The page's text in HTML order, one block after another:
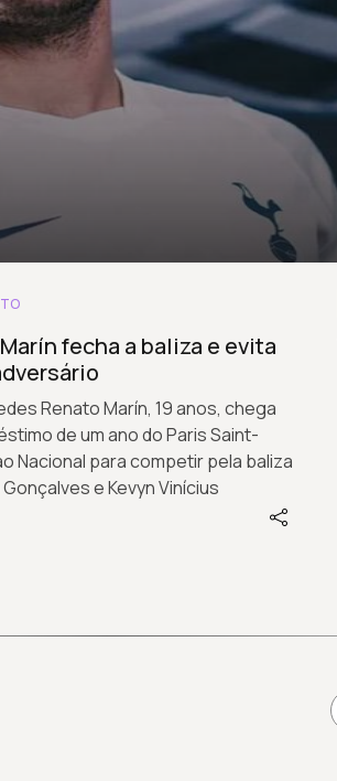
fecha a baliza e evita
Renato Marín, 19 anos, chega
de um ano do Paris Saint-
Nacional para competir pela baliza
e Kevyn Vinícius